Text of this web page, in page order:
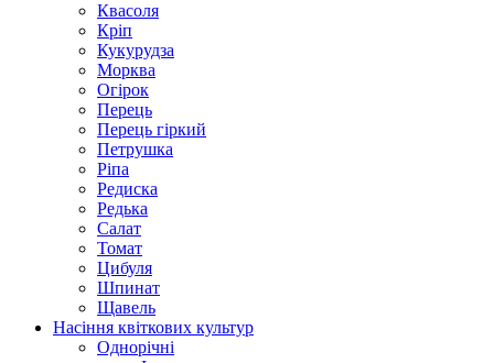
Квасоля
Кріп
Кукурудза
Морква
Огірок
Перець
Перець гіркий
Петрушка
Ріпа
Редиска
Редька
Салат
Томат
Цибуля
Шпинат
Щавель
Насіння квіткових культур
Однорічні